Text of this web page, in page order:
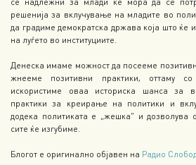
решенија за вклучување на младите во
да градиме демократска држава која што ќе
на луѓето во институциите.
Денеска имаме можност да посееме
жнееме позитивни практики, оттаму
искористиме оваа историска шанса за
практики за креирање на политики и
додека политиката е „жешка“ и дозволува
сите ќе изгубиме.
Блогот е оригинално објавен на Радио